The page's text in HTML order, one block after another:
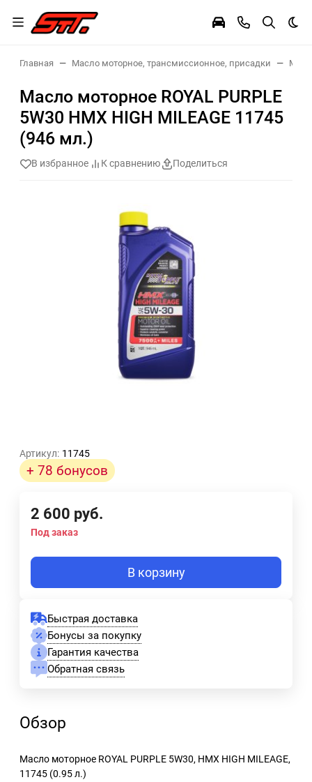
Главная Масло моторное, трансмиссионное, присадки
Масло моторное ROYAL PURPLE
5W30 HMX HIGH MILEAGE 11745
(946 мл.)
В избранное К сравнению Поделиться
Артикул: 11745
+ 78 бонусов
2 600 руб.
Под заказ
В корзину
Быстрая доставка
Бонусы за покупку
Гарантия качества
Обратная связь
Обзор
Масло моторное ROYAL PURPLE 5W30, HMX HIGH MILEAGE,
11745 (0.95 л.)